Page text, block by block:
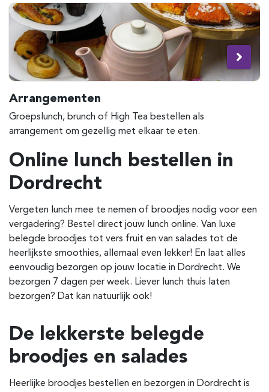
Arrangementen
Groepslunch, brunch of High Tea bestellen als
arrangement om gezellig met elkaar te eten.
Online lunch bestellen in
Dordrecht
Vergeten lunch mee te nemen of broodjes nodig voor een
vergadering? Bestel direct jouw lunch online. Van luxe
belegde broodjes tot vers fruit en van salades tot de
heerlijkste smoothies, allemaal even lekker! En laat alles
eenvoudig bezorgen op jouw locatie in Dordrecht. We
bezorgen 7 dagen per week. Liever lunch thuis laten
bezorgen? Dat kan natuurlijk ook!
De lekkerste belegde
broodjes en salades
Heerlijke broodjes bestellen en bezorgen in Dordrecht is